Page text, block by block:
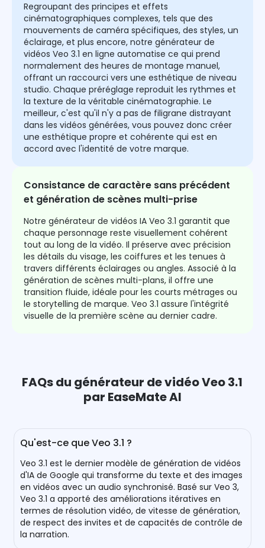
Regroupant des principes et effets
cinématographiques complexes, tels que des
mouvements de caméra spécifiques, des styles, un
éclairage, et plus encore, notre générateur de
vidéos Veo 3.1 en ligne automatise ce qui prend
normalement des heures de montage manuel,
offrant un raccourci vers une esthétique de niveau
studio. Chaque préréglage reproduit les rythmes et
la texture de la véritable cinématographie. Le
meilleur, c'est qu'il n'y a pas de filigrane distrayant
dans les vidéos générées, vous pouvez donc créer
une esthétique propre et cohérente qui est en
accord avec l'identité de votre marque.
Consistance de caractère sans précédent
et génération de scènes multi-prise
Notre générateur de vidéos IA Veo 3.1 garantit que
chaque personnage reste visuellement cohérent
tout au long de la vidéo. Il préserve avec précision
les détails du visage, les coiffures et les tenues à
travers différents éclairages ou angles. Associé à la
génération de scènes multi-plans, il offre une
transition fluide, idéale pour les courts métrages ou
le storytelling de marque. Veo 3.1 assure l'intégrité
visuelle de la première scène au dernier cadre.
FAQs du générateur de vidéo Veo 3.1
par EaseMate AI
Qu'est-ce que Veo 3.1 ?
Veo 3.1 est le dernier modèle de génération de vidéos
d'IA de Google qui transforme du texte et des images
en vidéos avec un audio synchronisé. Basé sur Veo 3,
Veo 3.1 a apporté des améliorations itératives en
termes de résolution vidéo, de vitesse de génération,
de respect des invites et de capacités de contrôle de
la narration.